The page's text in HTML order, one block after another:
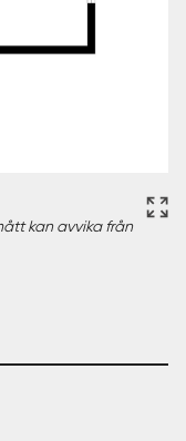
kan avvika från